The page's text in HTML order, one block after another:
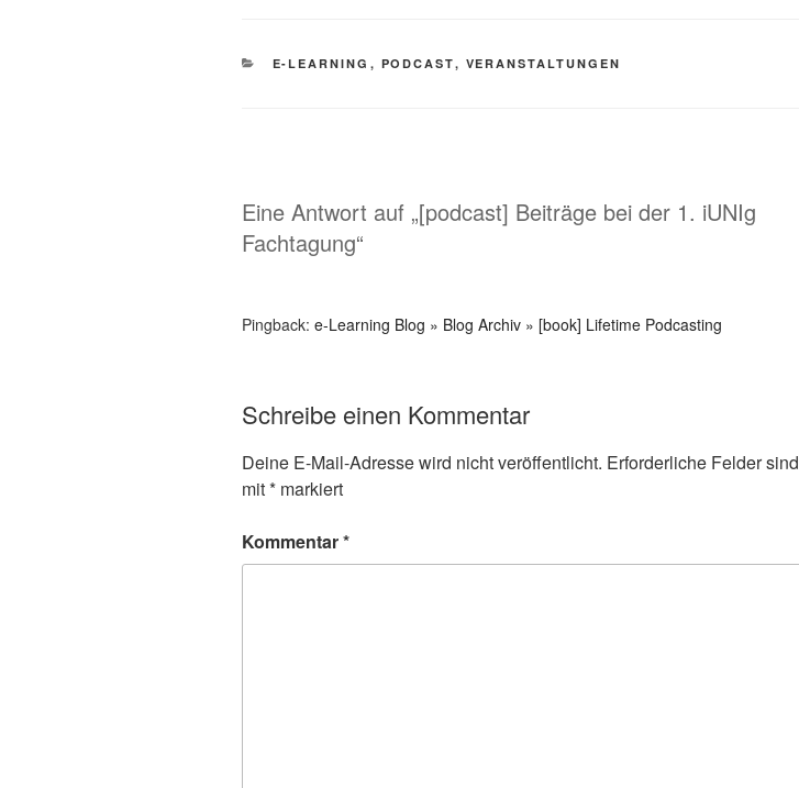
KATEGORIEN
E-LEARNING , PODCAST, VERANSTALTUNGEN
Eine Antwort auf „[podcast] Beiträge bei der 1. iUNIg
Fachtagung“
Pingback: e-Learning Blog » Blog Archiv » [book] Lifetime Podcasting
Schreibe einen Kommentar
Deine E-Mail-Adresse wird nicht veröffentlicht. Erforderliche Felder sind
mit* markiert
Kommentar*